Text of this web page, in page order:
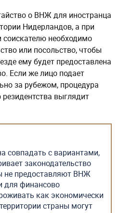
о ВНЖ для иностранца
Нидерландов, а при
необходимо
или посольство, чтобы
ему будет предоставлена
Если же лицо подает
за рубежом, процедура
выглядит
совпадать с вариантами,
законодательство
не предоставляют ВНЖ
для финансово
как экономически
страны могут